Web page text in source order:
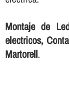
Montaje de
electricos,
Martorell.